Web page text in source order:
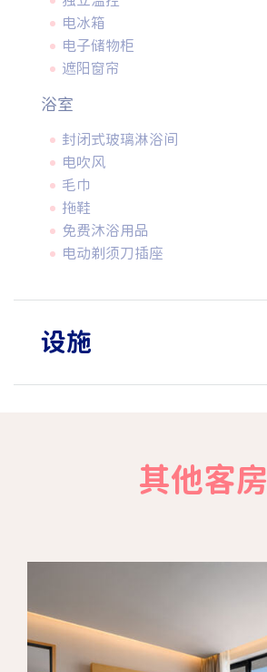
电冰箱
电子储物柜
遮阳窗帘
浴室
封闭式玻璃淋浴间
电吹风
毛巾
拖鞋
免费沐浴用品
电动剃须刀插座
设施
其他客房